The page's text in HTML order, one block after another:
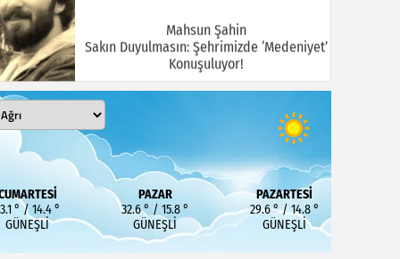
Mahsun Şahin
Sakın Duyulmasın: Şehrimizde ‘Medeniyet’
Konuşuluyor!
MEHMET KOÇ
DOĞUBAYAZIT ASLINDA BİR İNANÇ
MERKEZİDİR
° / 14.4 °
GÜNEŞLI
PAZAR
32.6 ° / 15.8 °
GÜNEŞLI
PAZARTESI
29.6 ° / 14.8 °
GÜNEŞLI